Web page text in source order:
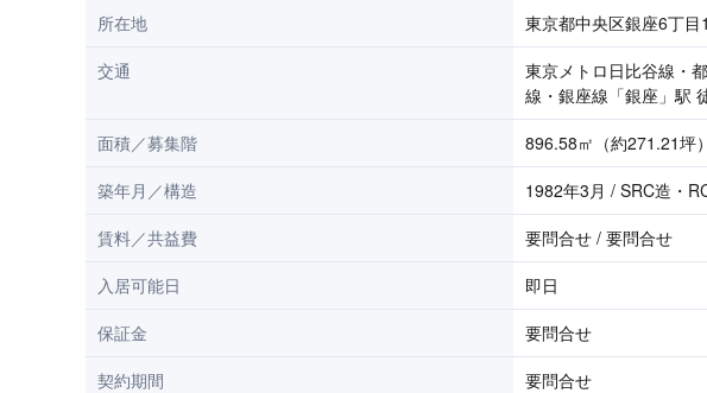
所在地
東京都中央区銀座6丁目
交通
東京メトロ日比谷線・
線・銀座線「銀座」駅
面積／募集階
896.58㎡（約271.21坪
築年月／構造
1982年3月 / SRC造・
賃料／共益費
要問合せ / 要問合せ
入居可能日
即日
保証金
要問合せ
契約期間
要問合せ